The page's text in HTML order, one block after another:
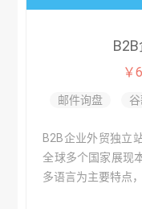
￥
邮件询盘
B2B企业外贸独立
全球多个国家展现
多语言为主要特点，